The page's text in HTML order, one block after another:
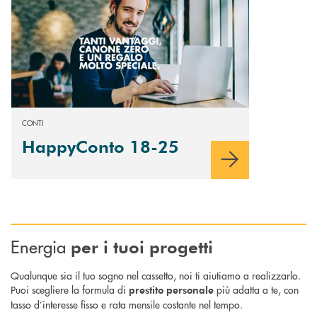
CONTI
HappyConto 18-25
Energia per i tuoi progetti
Qualunque sia il tuo sogno nel cassetto, noi ti aiutiamo a realizzarlo.
Puoi scegliere la formula di prestito personale più adatta a te, con
tasso d’interesse fisso e rata mensile costante nel tempo.